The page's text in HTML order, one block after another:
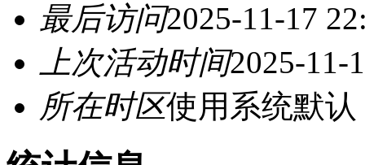
最后访问2025-11-17
上次活动时间2025-11-
所在时区使用系统默认